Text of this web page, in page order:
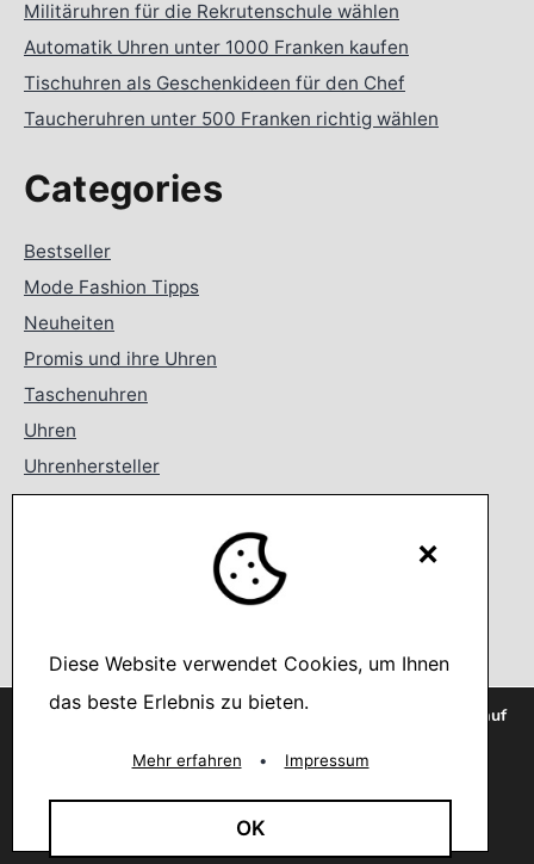
Militäruhren für die Rekrutenschule wählen
Automatik Uhren unter 1000 Franken kaufen
Tischuhren als Geschenkideen für den Chef
Taucheruhren unter 500 Franken richtig wählen
Categories
Bestseller
Mode Fashion Tipps
Neuheiten
Promis und ihre Uhren
Taschenuhren
Uhren
Uhrenhersteller
Wanduhren
Suchen …
×
Diese Website verwendet Cookies, um Ihnen
das beste Erlebnis zu bieten.
Mehr erfahren • Impressum
OK
Wir verwenden Cookies, um dir die bestmögliche Erfahrung auf
You can find out more about which cookies we are using or